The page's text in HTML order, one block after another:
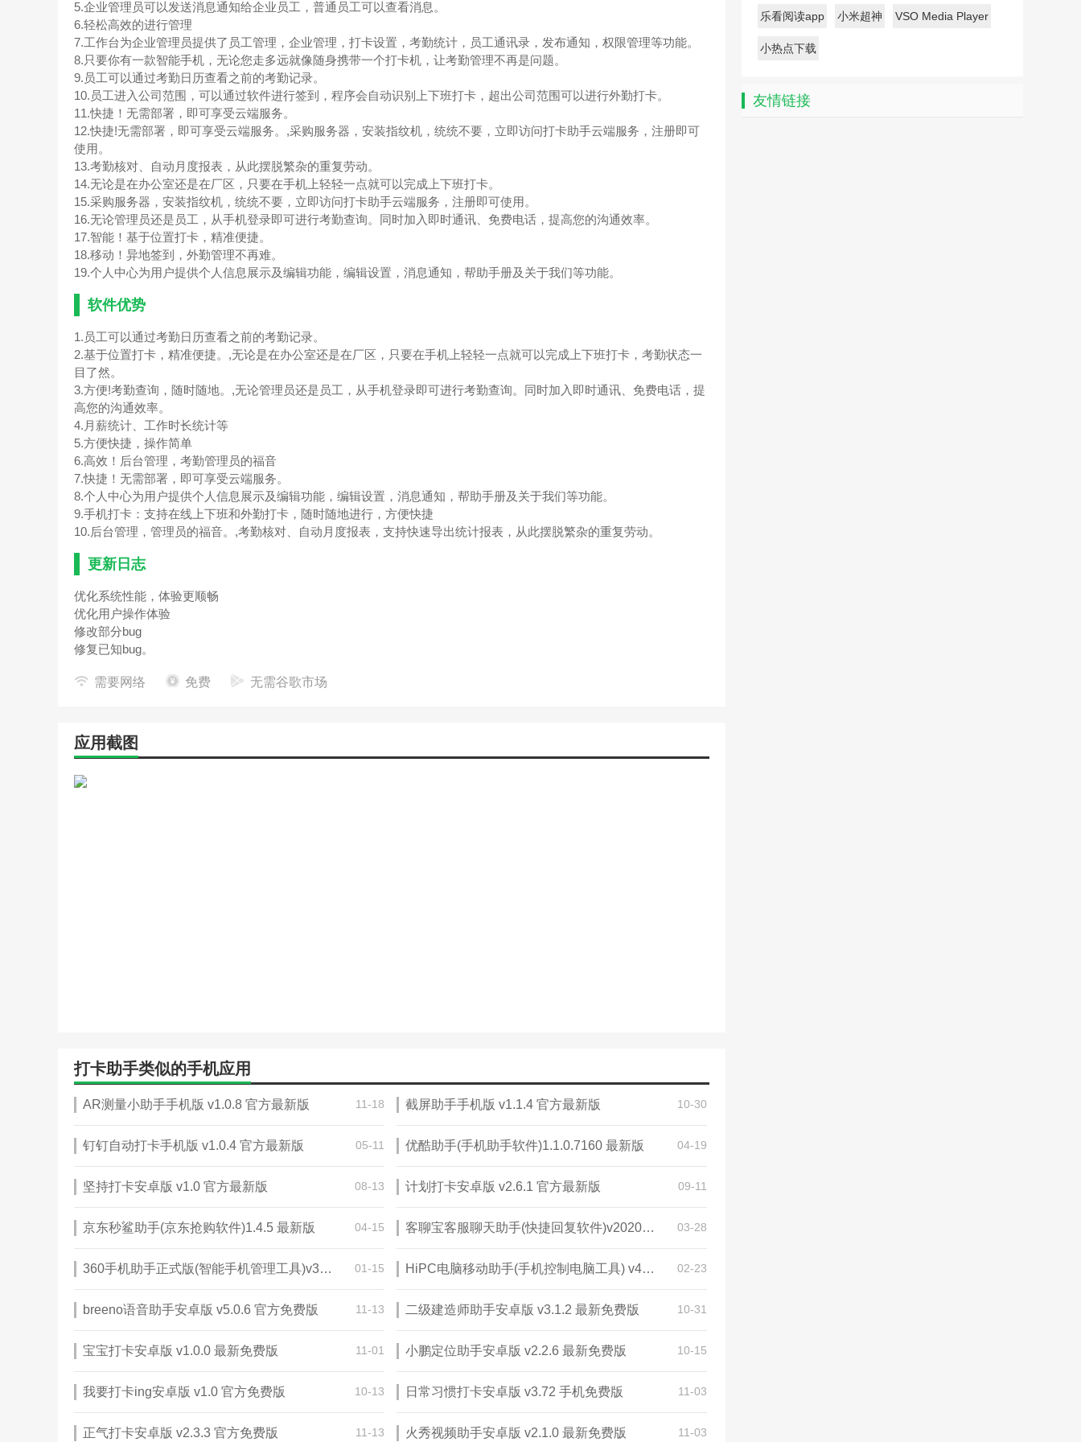
5.企业管理员可以发送消息通知给企业员工，普通员工可以查看消息。
6.轻松高效的进行管理
7.工作台为企业管理员提供了员工管理，企业管理，打卡设置，考勤统计，员工通讯录，发布通知，权限管理等功能。
8.只要你有一款智能手机，无论您走多远就像随身携带一个打卡机，让考勤管理不再是问题。
9.员工可以通过考勤日历查看之前的考勤记录。
10.员工进入公司范围，可以通过软件进行签到，程序会自动识别上下班打卡，超出公司范围可以进行外勤打卡。
11.快捷！无需部署，即可享受云端服务。
12.快捷!无需部署，即可享受云端服务。,采购服务器，安装指纹机，统统不要，立即访问打卡助手云端服务，注册即可
使用。
13.考勤核对、自动月度报表，从此摆脱繁杂的重复劳动。
14.无论是在办公室还是在厂区，只要在手机上轻轻一点就可以完成上下班打卡。
15.采购服务器，安装指纹机，统统不要，立即访问打卡助手云端服务，注册即可使用。
16.无论管理员还是员工，从手机登录即可进行考勤查询。同时加入即时通讯、免费电话，提高您的沟通效率。
17.智能！基于位置打卡，精准便捷。
18.移动！异地签到，外勤管理不再难。
19.个人中心为用户提供个人信息展示及编辑功能，编辑设置，消息通知，帮助手册及关于我们等功能。
软件优势
1.员工可以通过考勤日历查看之前的考勤记录。
2.基于位置打卡，精准便捷。,无论是在办公室还是在厂区，只要在手机上轻轻一点就可以完成上下班打卡，考勤状态一
目了然。
3.方便!考勤查询，随时随地。,无论管理员还是员工，从手机登录即可进行考勤查询。同时加入即时通讯、免费电话，提
高您的沟通效率。
4.月薪统计、工作时长统计等
5.方便快捷，操作简单
6.高效！后台管理，考勤管理员的福音
7.快捷！无需部署，即可享受云端服务。
8.个人中心为用户提供个人信息展示及编辑功能，编辑设置，消息通知，帮助手册及关于我们等功能。
9.手机打卡：支持在线上下班和外勤打卡，随时随地进行，方便快捷
10.后台管理，管理员的福音。,考勤核对、自动月度报表，支持快速导出统计报表，从此摆脱繁杂的重复劳动。
更新日志
优化系统性能，体验更顺畅
优化用户操作体验
修改部分bug
修复已知bug。
需要网络 免费 无需谷歌市场
应用截图
打卡助手类似的手机应用
AR测量小助手手机版 v1.0.8 官方最新版 11-18 截屏助手手机版 v1.1.4 官方最新版 10-30
钉钉自动打卡手机版 v1.0.4 官方最新版 05-11 优酷助手(手机助手软件)1.1.0.7160 最新版 04-19
坚持打卡安卓版 v1.0 官方最新版 08-13 计划打卡安卓版 v2.6.1 官方最新版 09-11
京东秒鲨助手(京东抢购软件)1.4.5 最新版 04-15 客聊宝客服聊天助手(快捷回复软件)v2020.8.6.0 最新版 03-28
360手机助手正式版(智能手机管理工具)v3.0.0.1120 01-15 HiPC电脑移动助手(手机控制电脑工具) v4.8.6.221免费版 02-23
breeno语音助手安卓版 v5.0.6 官方免费版 11-13 二级建造师助手安卓版 v3.1.2 最新免费版 10-31
宝宝打卡安卓版 v1.0.0 最新免费版 11-01 小鹏定位助手安卓版 v2.2.6 最新免费版 10-15
我要打卡ing安卓版 v1.0 官方免费版 10-13 日常习惯打卡安卓版 v3.72 手机免费版 11-03
正气打卡安卓版 v2.3.3 官方免费版 11-13 火秀视频助手安卓版 v2.1.0 最新免费版 11-03
乐看阅读app 小米超神 VSO Media Player
小热点下载
友情链接